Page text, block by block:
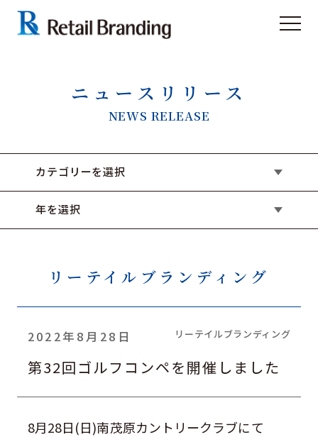
ニュースリリース
NEWS RELEASE
カテゴリーを選択
年を選択
リーテイルブランディング
2022年8月28日 リーテイルブランディング
第32回ゴルフコンペを開催しました
8月28日(日)南茂原カントリークラブにて